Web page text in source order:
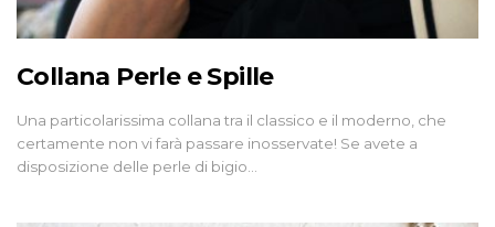
Collana Perle e Spille
Una particolarissima collana tra il classico e il moderno, che
certamente non vi farà passare inosservate! Se avete a
disposizione delle perle di bigio…